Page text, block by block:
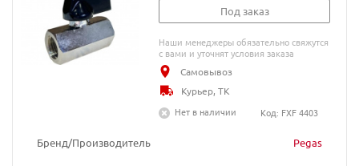
Бренд/Производитель Pegas
Под заказ
Наши менеджеры обязательно свяжутся
с вами и уточнят условия заказа
Самовывоз
Курьер, ТК
Нет в наличии
Код: FXF 4403